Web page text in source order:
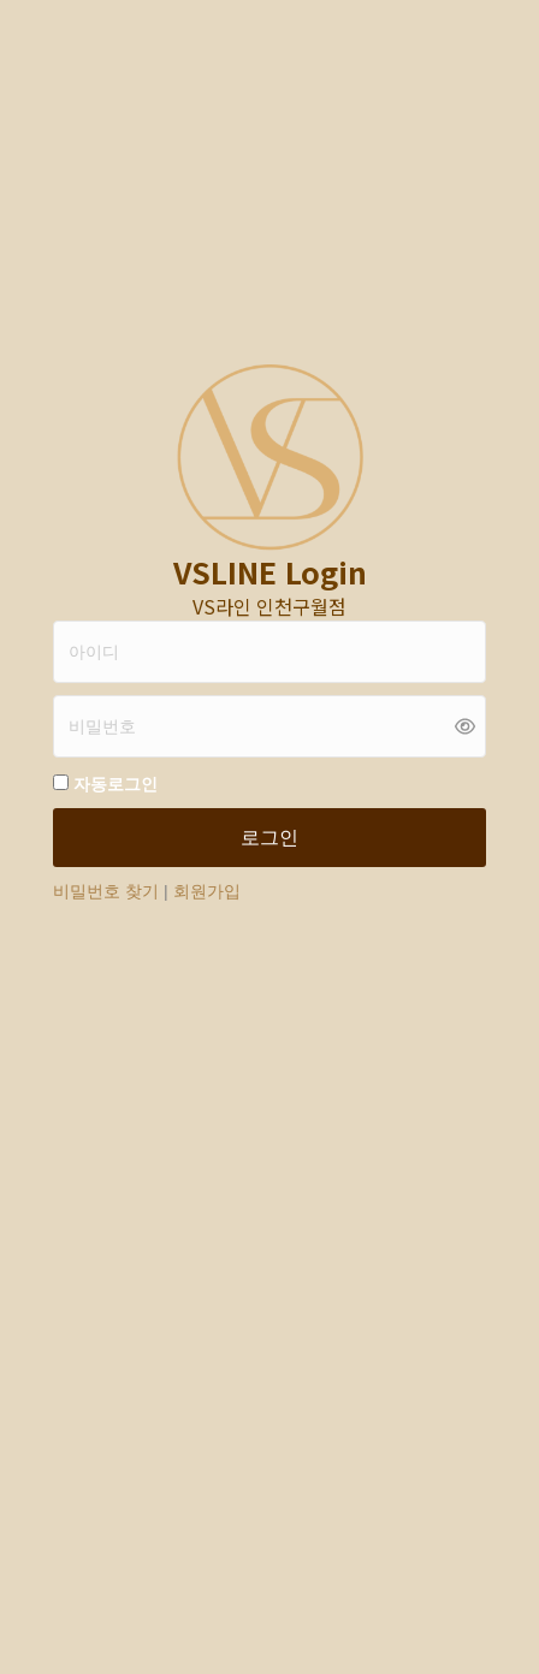
VSLINE Login
VS라인 인천구월점
자동로그인
로그인
비밀번호 찾기 | 회원가입